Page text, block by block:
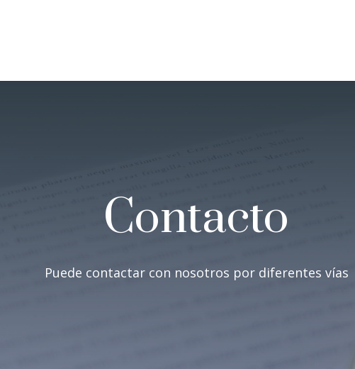
Contacto
Puede contactar con nosotros por diferentes vías